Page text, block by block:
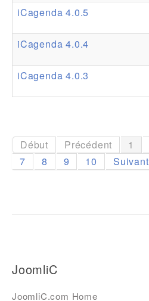
iCagenda 4.0.5
iCagenda 4.0.4
iCagenda 4.0.3
Début Précédent 1
7
8 9 10 Suivant
JoomliC
JoomliC.com Home